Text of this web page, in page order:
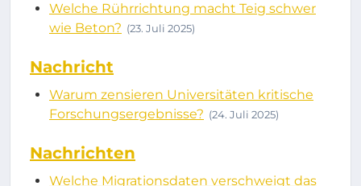
Welche Rührrichtung macht Teig schwer
wie Beton? (23. Juli 2025)
Nachricht
Warum zensieren Universitäten kritische
Forschungsergebnisse? (24. Juli 2025)
Nachrichten
Welche Migrationsdaten verschweigt das